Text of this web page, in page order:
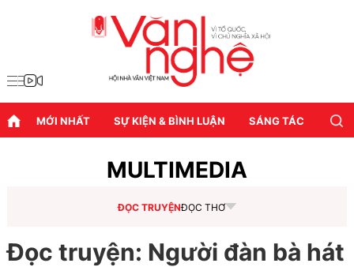
MỚI NHẤT SỰ KIỆN & BÌNH LUẬN SÁNG TÁC
MULTIMEDIA
ĐỌC TRUYỆNĐỌC THƠ
Đọc truyện: Người đàn bà hát